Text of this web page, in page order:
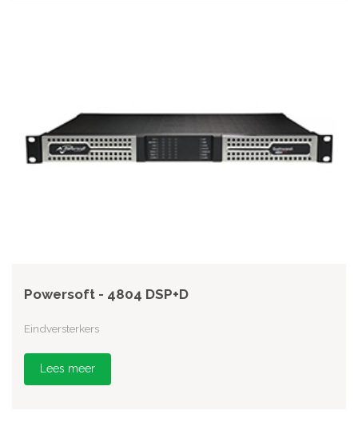
Powersoft - 4804 DSP+D
Eindversterkers
Lees meer